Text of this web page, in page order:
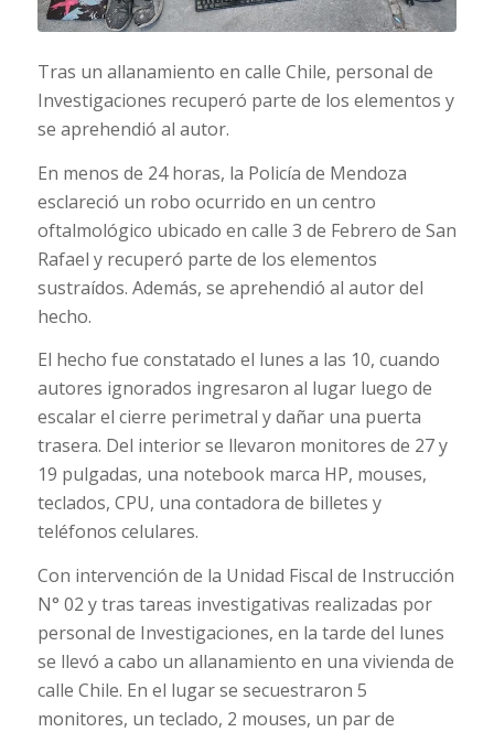
Tras un allanamiento en calle Chile, personal de
Investigaciones recuperó parte de los elementos y
se aprehendió al autor.
En menos de 24 horas, la Policía de Mendoza
esclareció un robo ocurrido en un centro
oftalmológico ubicado en calle 3 de Febrero de San
Rafael y recuperó parte de los elementos
sustraídos. Además, se aprehendió al autor del
hecho.
El hecho fue constatado el lunes a las 10, cuando
autores ignorados ingresaron al lugar luego de
escalar el cierre perimetral y dañar una puerta
trasera. Del interior se llevaron monitores de 27 y
19 pulgadas, una notebook marca HP, mouses,
teclados, CPU, una contadora de billetes y
teléfonos celulares.
Con intervención de la Unidad Fiscal de Instrucción
N° 02 y tras tareas investigativas realizadas por
personal de Investigaciones, en la tarde del lunes
se llevó a cabo un allanamiento en una vivienda de
calle Chile. En el lugar se secuestraron 5
monitores, un teclado, 2 mouses, un par de